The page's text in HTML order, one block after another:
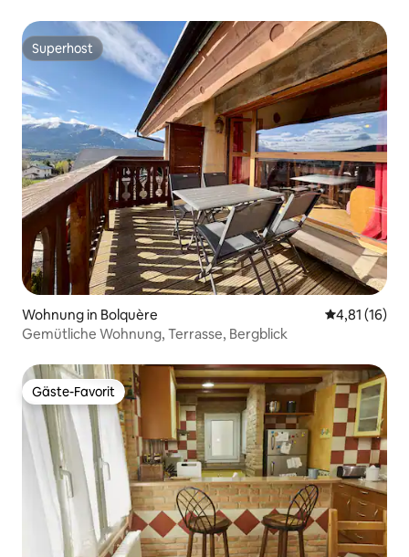
Superhost
Superhost
Wohnung in Bolquère
4,81 (16)
Gemütliche Wohnung, Terrasse, Bergblick
Gäste-Favorit
Gäste-Favorit